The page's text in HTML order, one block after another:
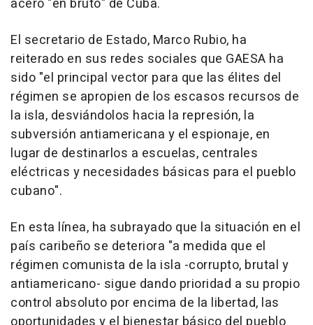
acero "en bruto" de Cuba.
El secretario de Estado, Marco Rubio, ha
reiterado en sus redes sociales que GAESA ha
sido "el principal vector para que las élites del
régimen se apropien de los escasos recursos de
la isla, desviándolos hacia la represión, la
subversión antiamericana y el espionaje, en
lugar de destinarlos a escuelas, centrales
eléctricas y necesidades básicas para el pueblo
cubano".
En esta línea, ha subrayado que la situación en el
país caribeño se deteriora "a medida que el
régimen comunista de la isla -corrupto, brutal y
antiamericano- sigue dando prioridad a su propio
control absoluto por encima de la libertad, las